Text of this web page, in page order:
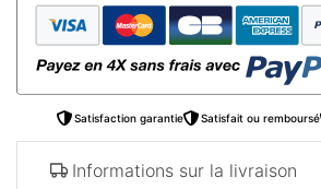
Service
Satisfaction garantie Satisfait ou remboursé
Informations sur la livraison